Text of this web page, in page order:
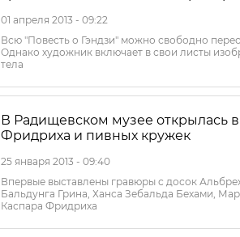
01 апреля 2013 - 09:22
Всю "Повесть о Гэндзи" можно свободно
Однако художник включает в свои листы
тела
В Радищевском музее открылась
Фридриха и пивных кружек
25 января 2013 - 09:40
Впервые выставлены гравюры с досок
Бальдунга Грина, Ханса Зебальда Бехами,
Каспара Фридриха